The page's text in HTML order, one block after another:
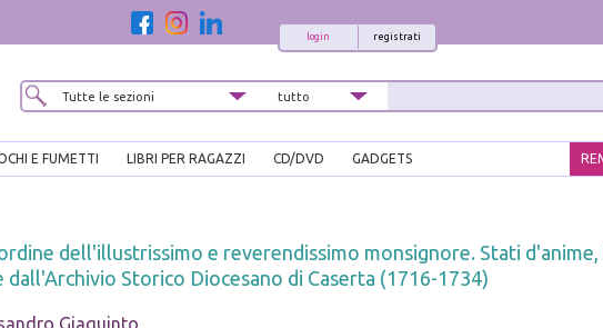
registrati
login
E FUMETTI LIBRI PER RAGAZZI CD/DVD GADGETS
dell'illustrissimo e reverendissimo monsignore. Stati d'anime,
dall'Archivio Storico Diocesano di Caserta (1716-1734)
Giaquinto